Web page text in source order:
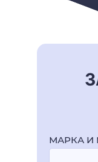
МАРКА И